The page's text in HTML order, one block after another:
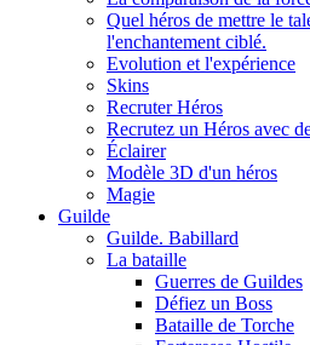
Quel héros de mettre le
l'enchantement ciblé.
Evolution et l'expérience
Skins
Recruter Héros
Recrutez un Héros avec
Éclairer
Modèle 3D d'un héros
Magie
Guilde
Guilde. Babillard
La bataille
Guerres de Guildes
Défiez un Boss
Bataille de Torche